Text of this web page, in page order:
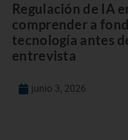
Regulación de IA
comprender a
tecnología antes
entrevista
junio 3, 2026